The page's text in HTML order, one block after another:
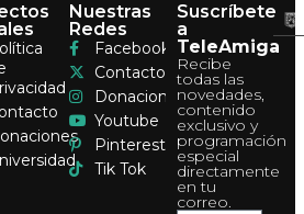
Nuestras
Redes
Facebook
Contacto
Donaciones
Youtube
Pinterest
Tik Tok
Suscríbete
a
TeleAmiga
Recibe
todas las
novedades,
contenido
exclusivo y
programación
especial
directamente
en tu
correo.